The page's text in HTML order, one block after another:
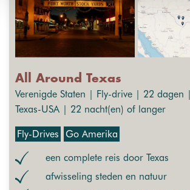
All Around Texas
Verenigde Staten | Fly-drive | 22 dagen
Texas-USA | 22 nacht(en) of langer
Fly-Drives Go Amerika
een complete reis door Texas
afwisseling steden en natuur